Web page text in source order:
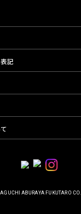
記
ABURAYA FUKUTARO